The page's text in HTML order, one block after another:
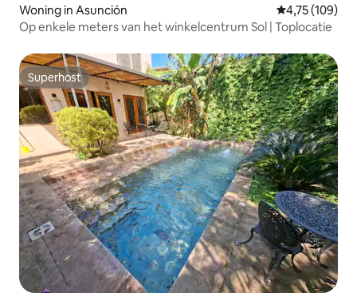
Woning in Asunción Gemiddelde
4,75 (109)
Op enkele meters van het winkelcentrum Sol | Toplocatie
Superhost
Superhost